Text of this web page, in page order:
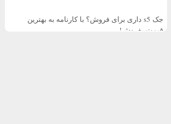
جک s5 داری برای فروش؟ با کارنامه به بهترین
قیمت بفروش!